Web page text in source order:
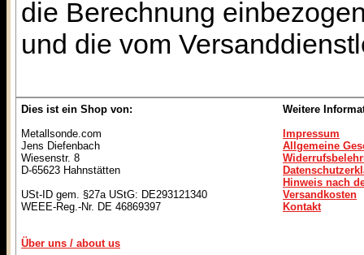
die Berechnung
und die vom
Dies ist ein Shop von:
Metallsonde.com
Jens Diefenbach
Wiesenstr. 8
D-65623 Hahnstätten
USt-ID gem. §27a UStG: DE293121340
WEEE-Reg.-Nr. DE 46869397
Über uns / about us
Weitere
Impressum
Allgemeine
Hinweis nach
Versandkosten
Kontakt